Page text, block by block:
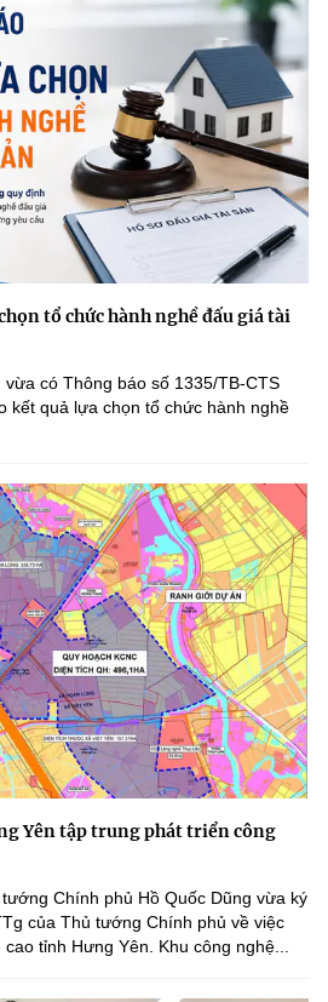
tổ chức hành nghề đấu giá tài
có Thông báo số 1335/TB-CTS
kết quả lựa chọn tổ chức hành nghề
Yên tập trung phát triển công
Chính phủ Hồ Quốc Dũng vừa ký
của Thủ tướng Chính phủ về việc
tỉnh Hưng Yên. Khu công nghệ...